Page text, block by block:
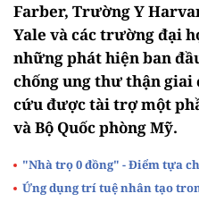
Farber, Trường Y
Yale và các trường đại
những phát hiện ban
chống ung thư thận
cứu được tài trợ một
và Bộ Quốc phòng Mỹ.
"Nhà trọ 0 đồng" - Điểm tựa
Ứng dụng trí tuệ nhân tạo